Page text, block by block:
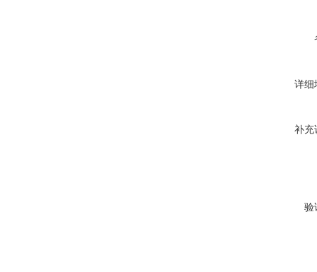
详细
补充
验